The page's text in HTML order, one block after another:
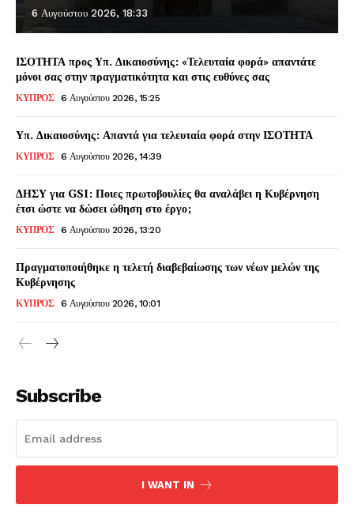
6 Αυγούστου 2026, 18:33
ΙΣΟΤΗΤΑ προς Υπ. Δικαιοσύνης: «Τελευταία φορά» απαντάτε
μόνοι σας στην πραγματικότητα και στις ευθύνες σας
ΚΥΠΡΟΣ 6 Αυγούστου 2026, 15:25
Υπ. Δικαιοσύνης: Απαντά για τελευταία φορά στην ΙΣΟΤΗΤΑ
ΚΥΠΡΟΣ 6 Αυγούστου 2026, 14:39
ΔΗΣΥ για GSI: Ποιες πρωτοβουλίες θα αναλάβει η Κυβέρνηση
έτσι ώστε να δώσει ώθηση στο έργο;
ΚΥΠΡΟΣ 6 Αυγούστου 2026, 13:20
Πραγματοποιήθηκε η τελετή διαβεβαίωσης των νέων μελών της
Κυβέρνησης
ΚΥΠΡΟΣ 6 Αυγούστου 2026, 10:01
Subscribe
I WANT IN